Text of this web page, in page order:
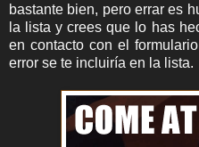
bastante bien, pero errar es
la lista y crees que lo has
en contacto con el
error se te incluiría en la lista.